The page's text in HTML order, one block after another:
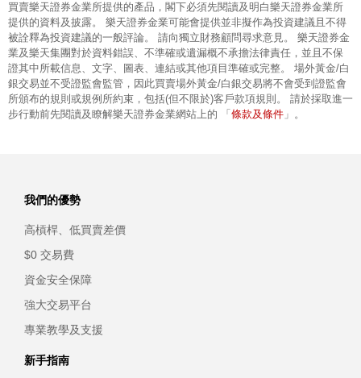
買賣樂天證券金業所提供的產品，閣下必須先閱讀及明白樂天證券金業所
提供的資料及披露。 樂天證券金業可能會提供並非擬作為投資建議且不得
被詮釋為投資建議的一般評論。 請向獨立財務顧問尋求意見。 樂天證券金
業及樂天集團對於資料錯誤、不準確或遺漏概不承擔法律責任，並且不保
證其中所載信息、文字、圖表、連結或其他項目準確或完整。 場外黃金/白
銀交易並不受證監會監管，因此買賣場外黃金/白銀交易將不會受到證監會
所頒布的規則或規例所約束，包括(但不限於)客戶款項規則。 請於採取進一
步行動前先閱讀及瞭解樂天證券金業網站上的 「 條款及條件 」。
我們的優勢
高槓桿、低買賣差價
$0 交易費
資金安全保障
強大交易平台
專業教學及支援
新手指南